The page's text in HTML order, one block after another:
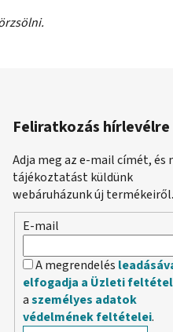
Feliratkozás hírlevélre
Adja meg az e-mail címét, és
tájékoztatást küldünk
webáruházunk új termékeiről.
E-mail
A megrendelés
elfogadja a Üzleti
aszemélyes adatok
védelmének feltételei.